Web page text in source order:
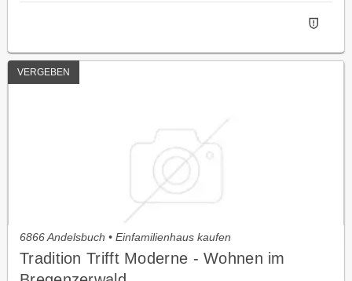
VERGEBEN
6866 Andelsbuch • Einfamilienhaus kaufen
Tradition Trifft Moderne - Wohnen im